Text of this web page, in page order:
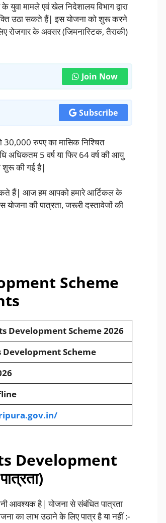
युवा मामले एवं खेल निदेशालय विभाग द्वारा
उठा सकते हैं| इस योजना को शुरू करने
रोजगार के अवसर (जिमनास्टिक, तैराकी)
Join Now
Subscribe
30,000 रुपए का मासिक निश्चित
अधिकतम 5 वर्ष या फिर 64 वर्ष की आयु
शुरू की गई है|
सकते हैं| आज हम आपको हमारे आर्टिकल के
की पात्रता, जरूरी दस्तावेजों की
Scheme
Development Scheme 2026
Scheme
Development
आवश्यक है| योजना से संबंधित पात्रता
का लाभ उठाने के लिए पात्र है या नहीं :-